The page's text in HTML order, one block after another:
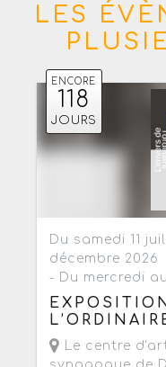
LES
ENCORE
118
JOURS
Du samedi 11
décembre 2026
- Du mercredi
Le centre